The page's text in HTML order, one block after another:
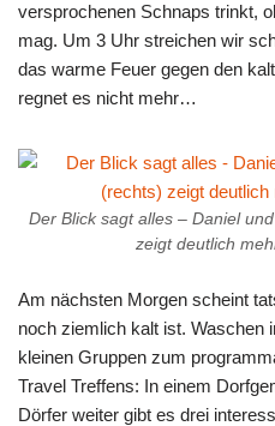
versprochenen Schnaps trinkt,
mag. Um 3 Uhr streichen wir
das warme Feuer gegen den
regnet es nicht mehr…
Der Blick sagt alles – Daniel
zeigt deutlich
Am nächsten Morgen scheint
noch ziemlich kalt ist. Waschen
kleinen Gruppen zum
Travel Treffens: In einem
Dörfer weiter gibt es drei